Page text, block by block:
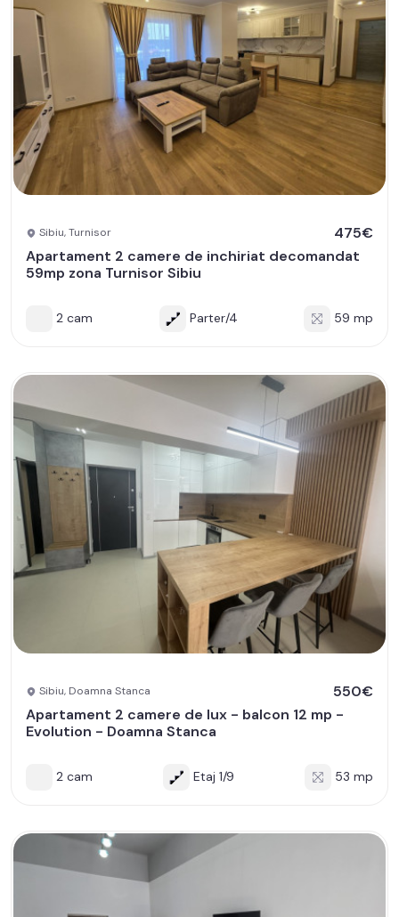
Sibiu, Turnisor
475€
Apartament 2 camere de inchiriat decomandat
59mp zona Turnisor Sibiu
2 cam Parter/4 59 mp
Sibiu, Doamna Stanca
550€
Apartament 2 camere de lux - balcon 12 mp -
Evolution - Doamna Stanca
2 cam Etaj 1/9 53 mp